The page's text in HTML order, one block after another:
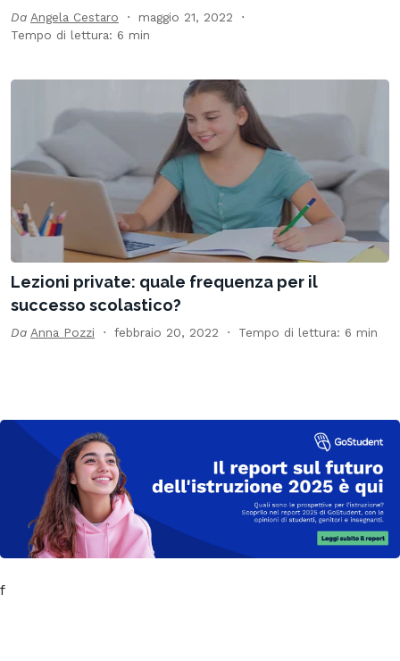
Da Angela Cestaro
maggio 21, 2022
Tempo di lettura: 6 min
Lezioni private: quale frequenza per il
successo scolastico?
Da Anna Pozzi febbraio 20, 2022 Tempo di lettura: 6 min
f